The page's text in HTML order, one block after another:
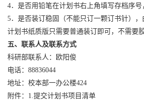
4．是否用铅笔在计划书右上角填写存档序号
5．是否装订稳固（不能只订一颗订书针），
计划书纸质版只需要普通装订即可，不需要胶
五、联系人及联系方式
科研部联系人：欧阳俊
电话： 88836044
地址：校本部一办公楼424
附件： 1.提交计划书项目清单